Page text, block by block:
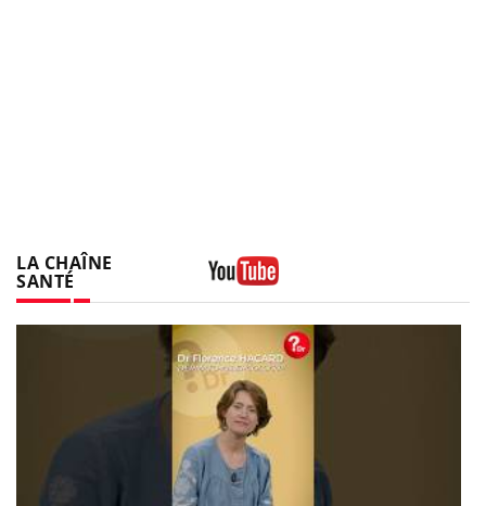
LA CHAÎNE
SANTÉ
Youtube